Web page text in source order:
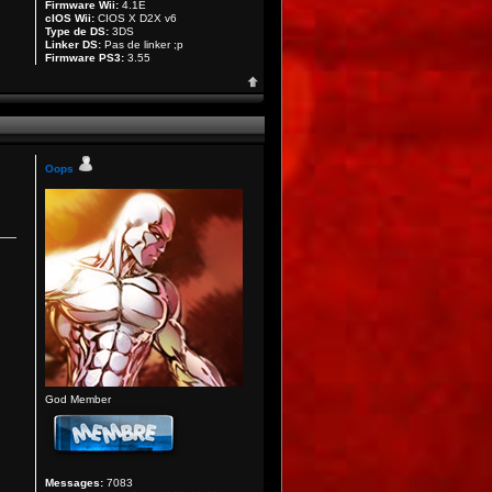
Firmware Wii: 4.1E
cIOS Wii: CIOS X D2X v6
Type de DS: 3DS
Linker DS: Pas de linker ;p
Firmware PS3: 3.55
Oops
God Member
Messages: 7083